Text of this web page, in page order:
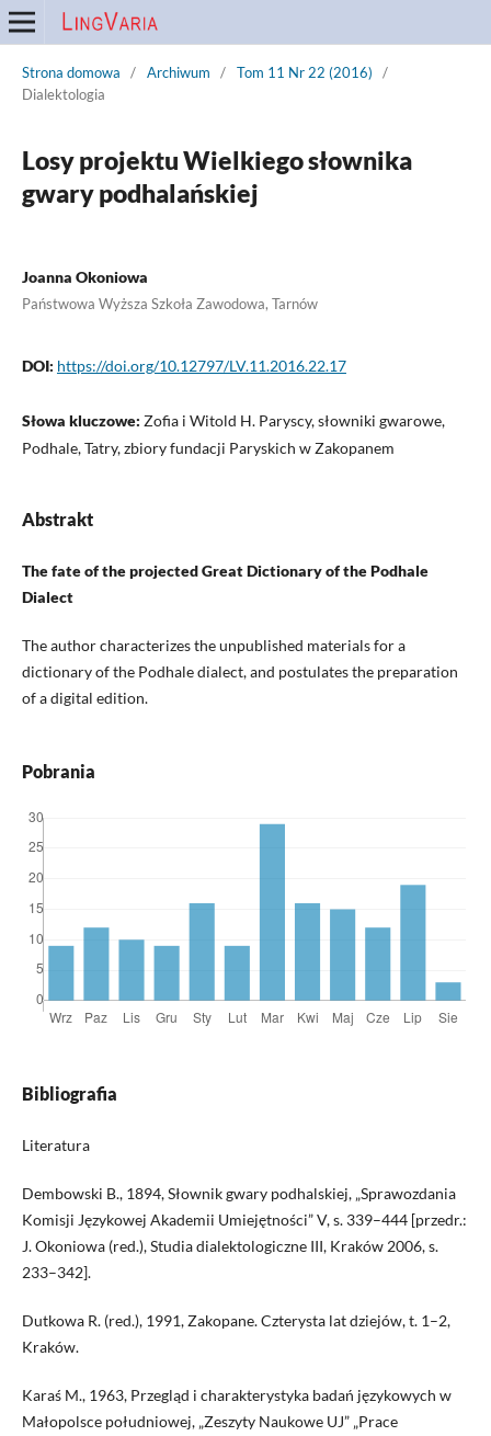
Strona domowa / Archiwum / Tom 11 Nr 22 (2016)
/
Dialektologia
Losy projektu Wielkiego słownika
gwary podhalańskiej
Joanna Okoniowa
Państwowa Wyższa Szkoła Zawodowa, Tarnów
DOI: https://doi.org/10.12797/LV.11.2016.22.17
Słowa kluczowe: Zofia i Witold H. Paryscy, słowniki gwarowe,
Podhale, Tatry, zbiory fundacji Paryskich w Zakopanem
Abstrakt
The fate of the projected Great Dictionary of the Podhale
Dialect
The author characterizes the unpublished materials for a
dictionary of the Podhale dialect, and postulates the preparation
of a digital edition.
Pobrania
Bibliografia
Literatura
Dembowski B., 1894, Słownik gwary podhalskiej, „Sprawozdania
Komisji Językowej Akademii Umiejętności” V, s. 339–444 [przedr.:
J. Okoniowa (red.), Studia dialektologiczne III, Kraków 2006, s.
233–342].
Dutkowa R. (red.), 1991, Zakopane. Czterysta lat dziejów, t. 1–2,
Kraków.
Karaś M., 1963, Przegląd i charakterystyka badań językowych w
Małopolsce południowej, „Zeszyty Naukowe UJ” „Prace